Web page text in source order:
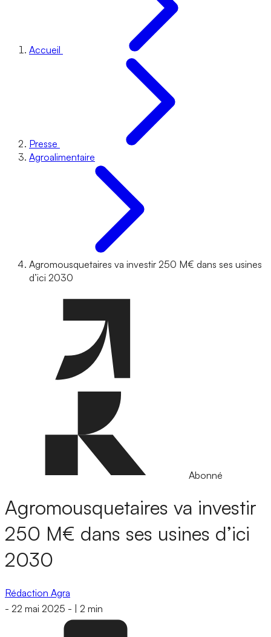
Accueil
Presse
Agroalimentaire
Agromousquetaires va investir 250 M€ dans ses usines
d’ici 2030
Abonné
Agromousquetaires va investir
250 M€ dans ses usines d’ici
2030
Rédaction Agra
- 22 mai 2025 - 2 min